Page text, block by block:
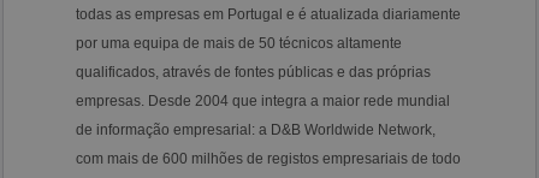
todas as empresas em Portugal e é atualizada diariamente
por uma equipa de mais de 50 técnicos altamente
qualificados, através de fontes públicas e das próprias
empresas. Desde 2004 que integra a maior rede mundial
de informação empresarial: a D&B Worldwide Network,
com mais de 600 milhões de registos empresariais de todo